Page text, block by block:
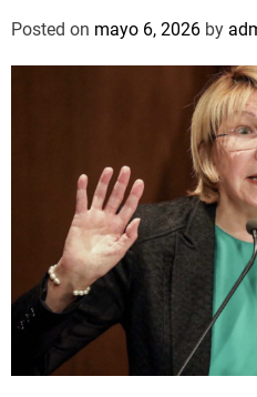
Posted on mayo 6, 2026 by